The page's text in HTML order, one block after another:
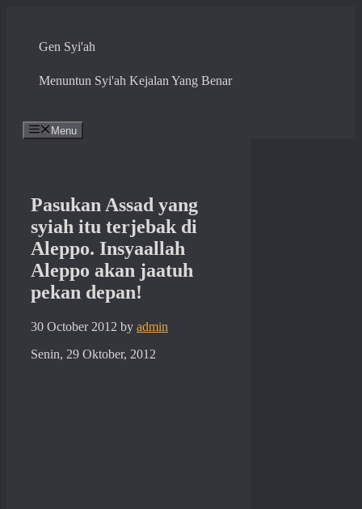
contentGen Syi'ah
Menuntun Syi'ah Kejalan Yang Benar
Menu
Pasukan Assad yang
syiah itu terjebak di
Aleppo. Insyaallah
Aleppo akan jaatuh
pekan depan!
30 October 2012 by admin
Senin, 29 Oktober, 2012